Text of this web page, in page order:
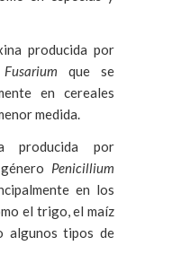
producida por
Fusarium que se
en cereales
medida.
producida por
Penicillium
en los
el trigo, el maíz
algunos tipos de